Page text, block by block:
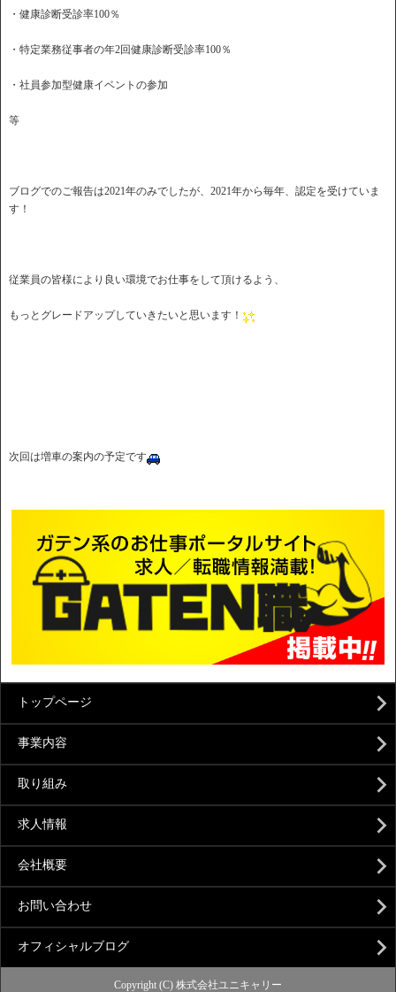
・健康診断受診率100％
・特定業務従事者の年2回健康診断受診率100％
・社員参加型健康イベントの参加
等
ブログでのご報告は2021年のみでしたが、2021年から毎年、認定を受けていま
す！
従業員の皆様により良い環境でお仕事をして頂けるよう、
もっとグレードアップしていきたいと思います！
次回は増車の案内の予定です
トップページ
事業内容
取り組み
求人情報
会社概要
お問い合わせ
オフィシャルブログ
Copyright (C) 株式会社ユニキャリー